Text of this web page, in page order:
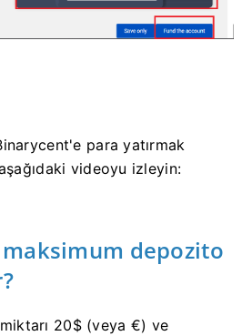
para yatırmak
videoyu izleyin:
depozito
20$ (veya €) ve